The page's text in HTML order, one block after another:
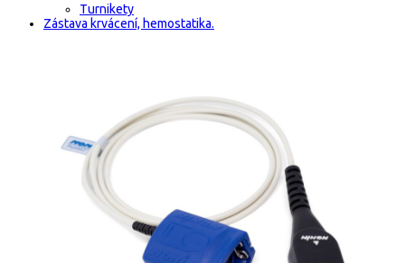
Turnikety
Zástava krvácení, hemostatika.